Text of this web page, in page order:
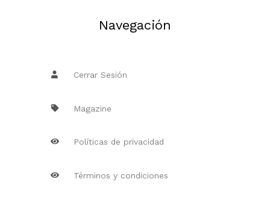
Navegación
Cerrar Sesión
Magazine
Políticas de privacidad
Términos y condiciones